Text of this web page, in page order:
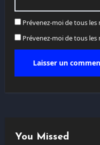
Prévenez-moi de tous
Prévenez-moi de tous
You Missed